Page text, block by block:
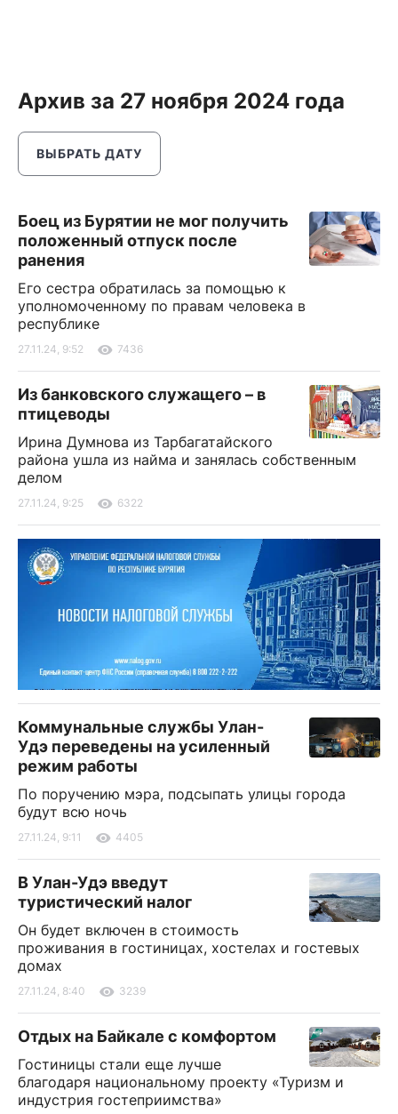
Архив за 27 ноября 2024 года
ВЫБРАТЬ ДАТУ
Боец из Бурятии не мог получить
положенный отпуск после
ранения
Его сестра обратилась за помощью к
уполномоченному по правам человека в
республике
27.11.24, 9:52 7436
Из банковского служащего – в
птицеводы
Ирина Думнова из Тарбагатайского
района ушла из найма и занялась собственным
делом
27.11.24, 9:25 6322
Коммунальные службы Улан-
Удэ переведены на усиленный
режим работы
По поручению мэра, подсыпать улицы города
будут всю ночь
27.11.24, 9:11 4405
В Улан-Удэ введут
туристический налог
Он будет включен в стоимость
проживания в гостиницах, хостелах и гостевых
домах
27.11.24, 8:40 3239
Отдых на Байкале с комфортом
Гостиницы стали еще лучше
благодаря национальному проекту «Туризм и
индустрия гостеприимства»